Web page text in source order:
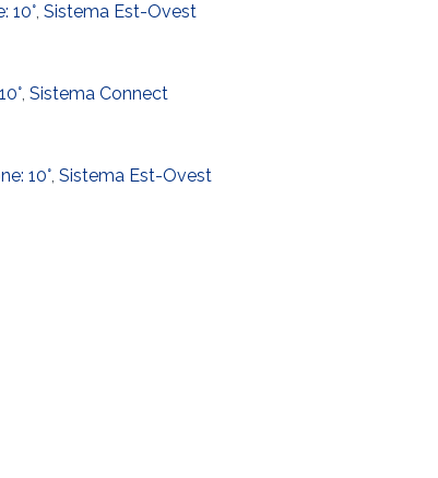
10°, Sistema Est-Ovest
, Sistema Connect
10°, Sistema Est-Ovest